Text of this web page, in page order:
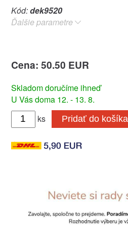
Kód:dek9520
Ďalšie parametre
Cena: 50.50 EUR
Skladom doručíme ihneď
U Vás doma 12. - 13. 8.
ks
Pridať do košíka